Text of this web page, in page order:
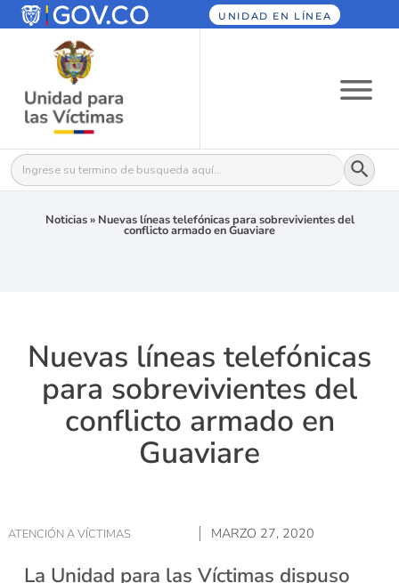
UNIDAD EN LÍNEA
Buscar: Botón
Noticias» Nuevas líneas telefónicas para sobrevivientes del
conflicto armado en Guaviare
Nuevas líneas telefónicas
para sobrevivientes del
conflicto armado en
Guaviare
ATENCIÓN A VÍCTIMAS MARZO 27, 2020
La Unidad para las Víctimas dispuso